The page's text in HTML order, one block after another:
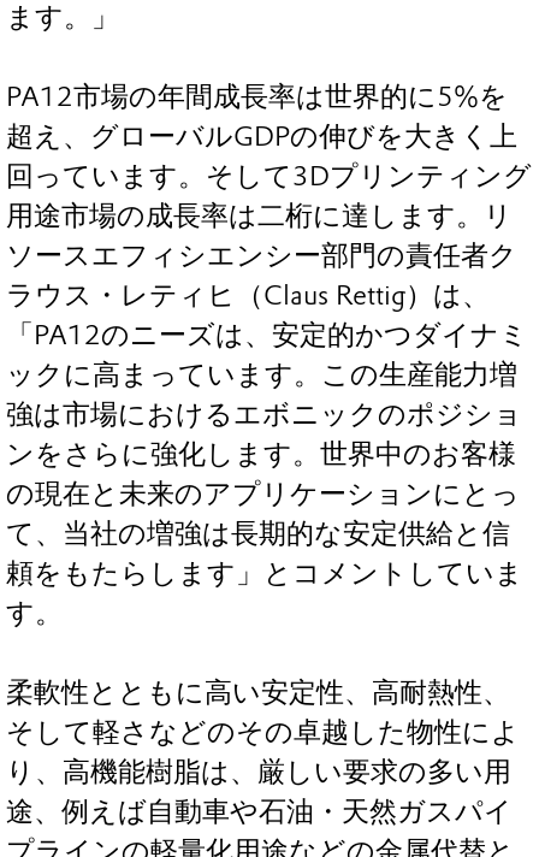
ます。」
PA12市場の年間成長率は世界的に5%を
超え、グローバルGDPの伸びを大きく上
回っています。そして3Dプリンティング
用途市場の成長率は二桁に達します。リ
ソースエフィシエンシー部門の責任者ク
ラウス・レティヒ（Claus Rettig）は、
「PA12のニーズは、安定的かつダイナミ
ックに高まっています。この生産能力増
強は市場におけるエボニックのポジショ
ンをさらに強化します。世界中のお客様
の現在と未来のアプリケーションにとっ
て、当社の増強は長期的な安定供給と信
頼をもたらします」とコメントしていま
す。
柔軟性とともに高い安定性、高耐熱性、
そして軽さなどのその卓越した物性によ
り、高機能樹脂は、厳しい要求の多い用
途、例えば自動車や石油・天然ガスパイ